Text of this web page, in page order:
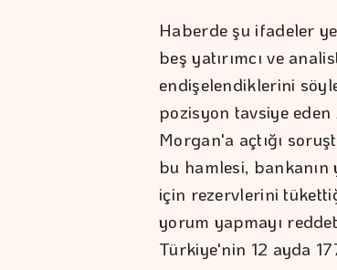
Haberde şu ifadeler
beş yatırımcı ve
endişelendiklerini
pozisyon tavsiye eden
Morgan'a açtığı
bu hamlesi,
için rezervlerini
yorum yapmayı
Türkiye'nin 12 ayda